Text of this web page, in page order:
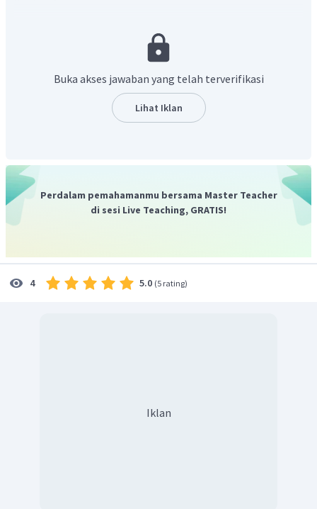
menyosialisasikan juga memfasilitasi peserta untuk
praktik bertanam hidroponik. selain itu pemerintah juga
pangan. strategi demikian termasuk menerapkan cara
pemberian prasarana. karena hal itu sebagai stimulan agar
masyarakat terdorong untuk mengoptimalkan
Buka akses jawaban yang telah terverifikasi
Lihat Iklan
Perdalam pemahamanmu bersama Master Teacher
di sesi Live Teaching, GRATIS!
4 5.0 (5 rating)
Iklan